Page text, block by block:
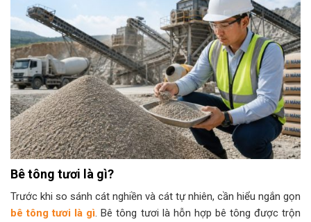
Bê tông tươi là gì?
Trước khi so sánh cát nghiền và cát tự nhiên, cần hiểu ngắn gọn
bê tông tươi là gì. Bê tông tươi là hỗn hợp bê tông được trộn